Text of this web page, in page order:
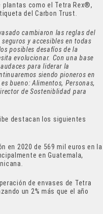
como el Tetra Rex®,
del Carbon Trust.
cambiaron las reglas del
y accesibles en todas
posibles desafíos de la
evolucionar. Con una base
para liderar la
siendo pioneros en
bueno: Alimentos, Personas,
de Sosteniblidad para
destacan los siguientes
2020 de 569 mil euros en la
en Guatemala,
de envases de Tetra
un 2% más que el año